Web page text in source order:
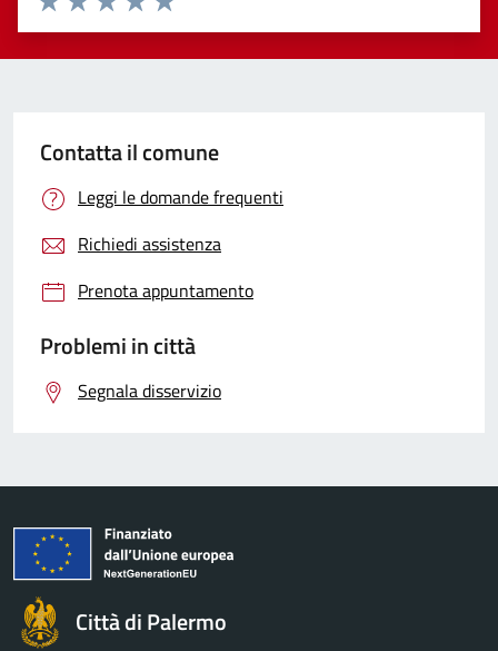
Valuta 5 stelle su 5
Valuta 4 stelle su 5
Valuta 3 stelle su 5
Valuta 2 stelle su 5
Valuta 1 stelle su 5
Contatta il comune
Leggi le domande frequenti
Richiedi assistenza
Prenota appuntamento
Problemi in città
Segnala disservizio
Città di Palermo